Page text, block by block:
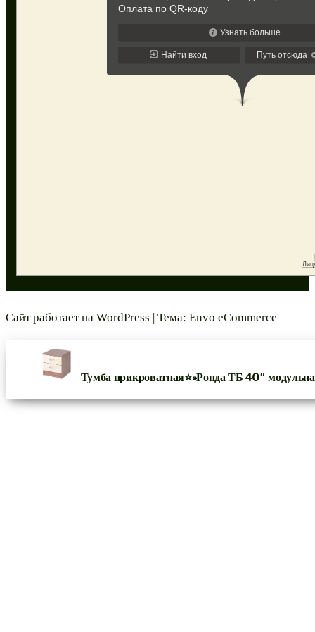
Сайт работает на WordPress | Тема: Envo eCommerce
Тумба прикроватная⭐»Ронда ТБ 40″